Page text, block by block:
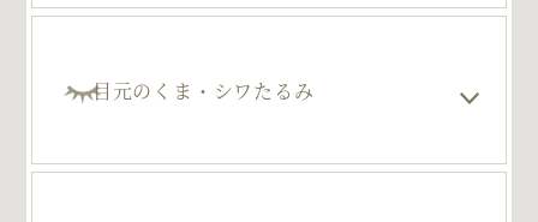
目元のくま・シワたるみ